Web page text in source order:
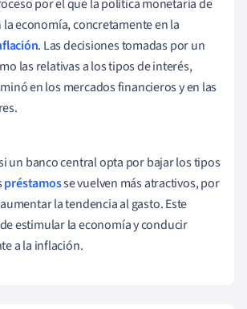
por el que la política monetaria de
economía, concretamente en la
. Las decisiones tomadas por un
las relativas a los tipos de interés,
en los mercados financieros y en las
un banco central opta por bajar los tipos
préstamosse vuelven más atractivos, por
la tendencia al gasto. Este
estimular la economía y conducir
a la inflación.